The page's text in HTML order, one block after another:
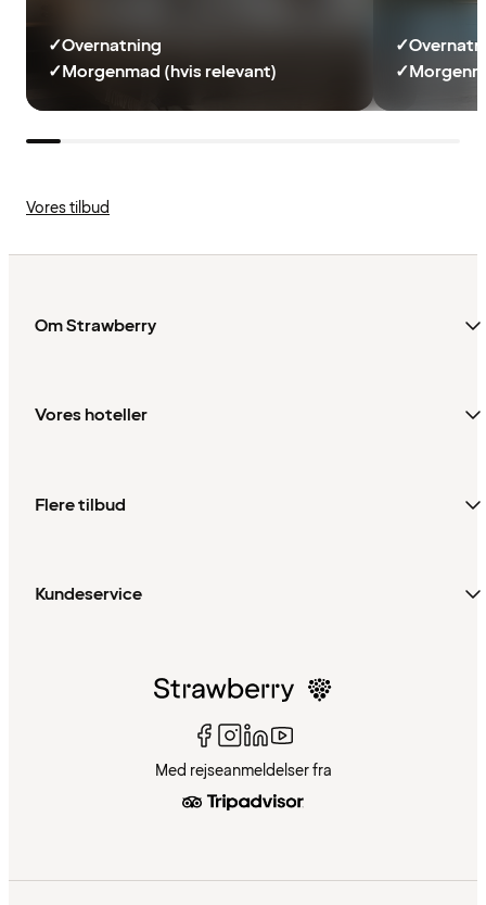
✓Overnatning
✓Morgenmad (hvis relevant)
✓
✓
Vores tilbud
Om Strawberry
Vores hoteller
Flere tilbud
Kundeservice
Med rejseanmeldelser fra